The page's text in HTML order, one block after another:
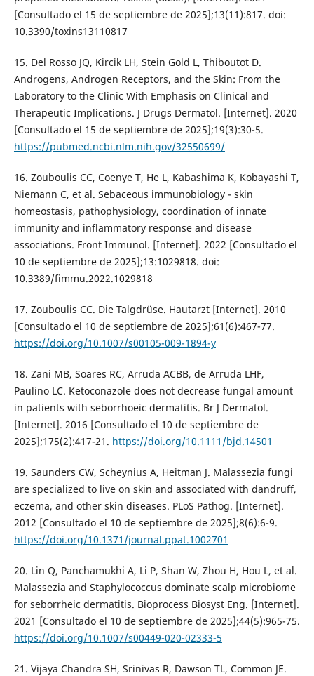
[Consultado el 15 de septiembre de 2025];13(11):817. doi:
10.3390/toxins13110817
15. Del Rosso JQ, Kircik LH, Stein Gold L, Thiboutot D.
Androgens, Androgen Receptors, and the Skin: From the
Laboratory to the Clinic With Emphasis on Clinical and
Therapeutic Implications. J Drugs Dermatol. [Internet]. 2020
[Consultado el 15 de septiembre de 2025];19(3):30-5.
https://pubmed.ncbi.nlm.nih.gov/32550699/
16. Zouboulis CC, Coenye T, He L, Kabashima K, Kobayashi T,
Niemann C, et al. Sebaceous immunobiology - skin
homeostasis, pathophysiology, coordination of innate
immunity and inflammatory response and disease
associations. Front Immunol. [Internet]. 2022 [Consultado el
10 de septiembre de 2025];13:1029818. doi:
10.3389/fimmu.2022.1029818
17. Zouboulis CC. Die Talgdrüse. Hautarzt [Internet]. 2010
[Consultado el 10 de septiembre de 2025];61(6):467-77.
https://doi.org/10.1007/s00105-009-1894-y
18. Zani MB, Soares RC, Arruda ACBB, de Arruda LHF,
Paulino LC. Ketoconazole does not decrease fungal amount
in patients with seborrhoeic dermatitis. Br J Dermatol.
[Internet]. 2016 [Consultado el 10 de septiembre de
2025];175(2):417-21. https://doi.org/10.1111/bjd.14501
19. Saunders CW, Scheynius A, Heitman J. Malassezia fungi
are specialized to live on skin and associated with dandruff,
eczema, and other skin diseases. PLoS Pathog. [Internet].
2012 [Consultado el 10 de septiembre de 2025];8(6):6-9.
https://doi.org/10.1371/journal.ppat.1002701
20. Lin Q, Panchamukhi A, Li P, Shan W, Zhou H, Hou L, et al.
Malassezia and Staphylococcus dominate scalp microbiome
for seborrheic dermatitis. Bioprocess Biosyst Eng. [Internet].
2021 [Consultado el 10 de septiembre de 2025];44(5):965-75.
https://doi.org/10.1007/s00449-020-02333-5
21. Vijaya Chandra SH, Srinivas R, Dawson TL, Common JE.